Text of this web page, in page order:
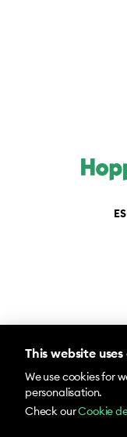
This website uses
We use cookies for
personalisation.
Check ourCookie
ES
© 2026